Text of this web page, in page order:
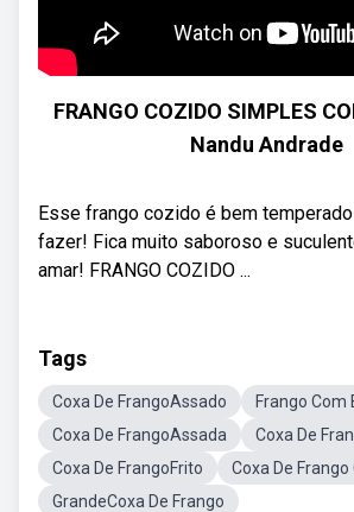
FRANGO COZIDO SIMPLES
Nandu Andrade
Esse frango cozido é bem
fazer! Fica muito saboroso e
amar! FRANGO COZIDO ...
Tags
Coxa De FrangoAssado
Frango Com
Coxa De FrangoAssada
Coxa De
Coxa De FrangoFrito
Coxa De
GrandeCoxa De Frango